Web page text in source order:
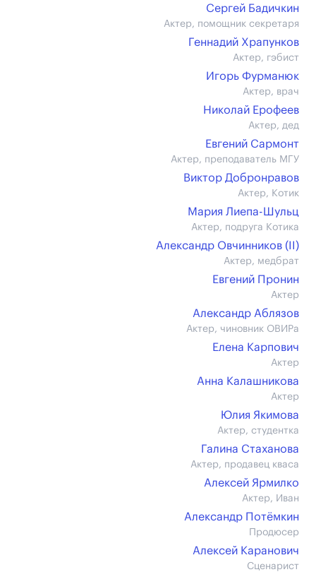
Сергей Бадичкин
Актер, помощник секретаря
Геннадий Храпунков
Актер, гэбист
Игорь Фурманюк
Актер, врач
Николай Ерофеев
Актер, дед
Евгений Сармонт
Актер, преподаватель МГУ
Виктор Добронравов
Актер, Котик
Мария Лиепа-Шульц
Актер, подруга Котика
Александр Овчинников (II)
Актер, медбрат
Евгений Пронин
Актер
Александр Аблязов
Актер, чиновник ОВИРа
Елена Карпович
Актер
Анна Калашникова
Актер
Юлия Якимова
Актер, студентка
Галина Стаханова
Актер, продавец кваса
Алексей Ярмилко
Актер, Иван
Александр Потёмкин
Продюсер
Алексей Каранович
Сценарист